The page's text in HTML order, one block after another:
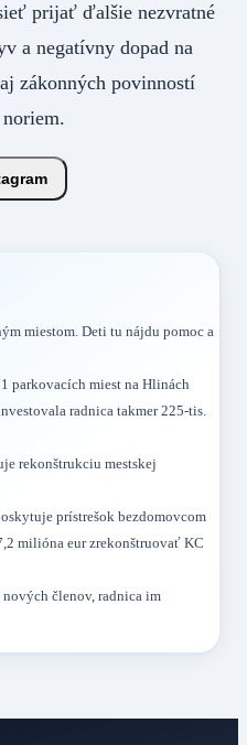
prijať ďalšie nezvratné
a negatívny dopad na
zákonných povinností
miestom. Deti tu nájdu pomoc a
parkovacích miest na Hlinách
radnica takmer 225-tis.
rekonštrukciu mestskej
prístrešok bezdomovcom
milióna eur zrekonštruovať KC
členov, radnica im